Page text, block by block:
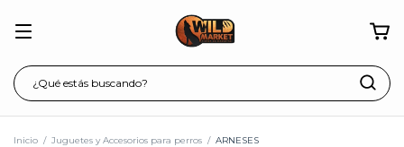
Inicio / Juguetes y Accesorios para perros / ARNESES